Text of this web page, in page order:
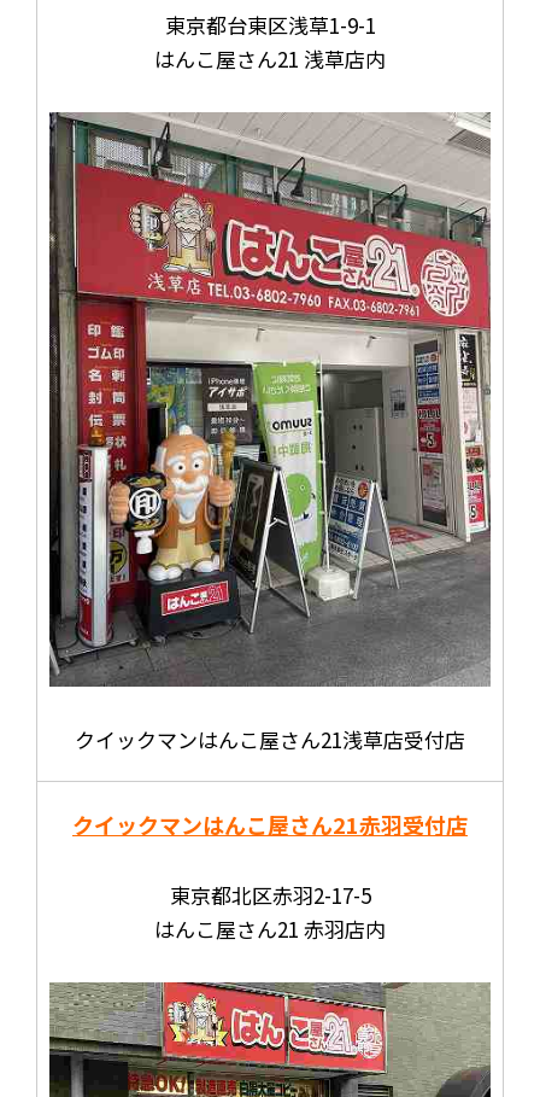
東京都台東区浅草1-9-1
はんこ屋さん21 浅草店内
クイックマンはんこ屋さん21浅草店受付店
クイックマンはんこ屋さん21赤羽受付店
東京都北区赤羽2-17-5
はんこ屋さん21 赤羽店内